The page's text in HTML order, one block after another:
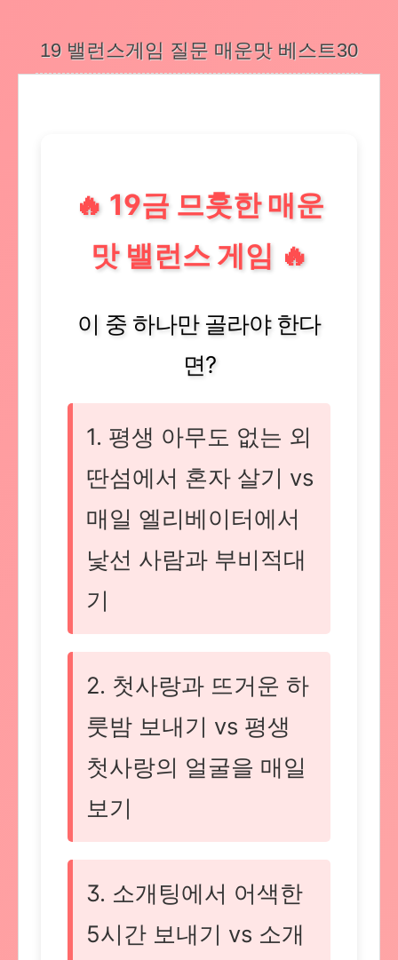
19 밸런스게임 질문 매운맛 베스트30
🔥 19금 므훗한 매운
맛 밸런스 게임 🔥
이 중 하나만 골라야 한다
면?
1. 평생 아무도 없는 외
딴섬에서 혼자 살기 vs
매일 엘리베이터에서
낯선 사람과 부비적대
기
2. 첫사랑과 뜨거운 하
룻밤 보내기 vs 평생
첫사랑의 얼굴을 매일
보기
3. 소개팅에서 어색한
5시간 보내기 vs 소개